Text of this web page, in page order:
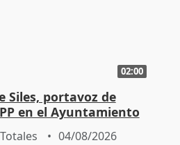
02:00
Siles, portavoz de
en el Ayuntamiento
la política
04/08/2026